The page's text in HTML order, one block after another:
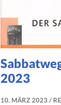
2023
10. MÄRZ 2023